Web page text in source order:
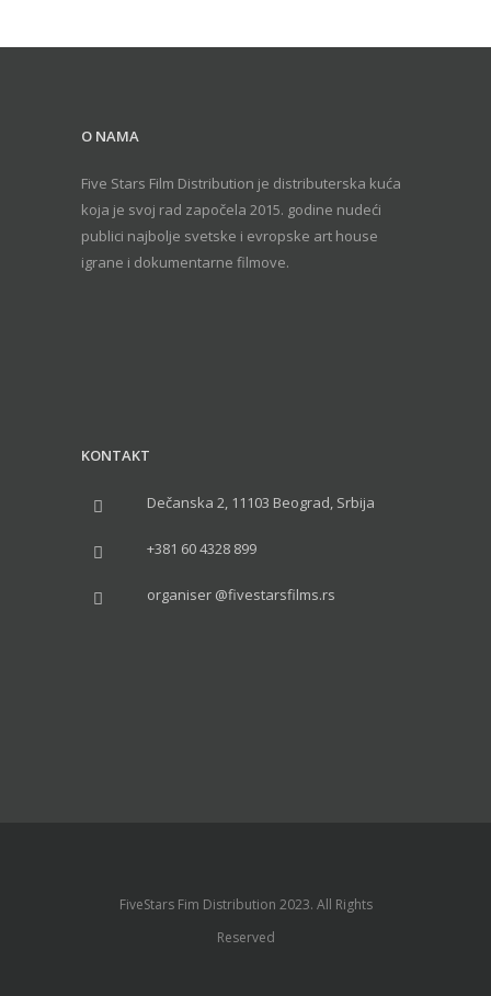
O NAMA
Five Stars Film Distribution je distributerska kuća
koja je svoj rad započela 2015. godine nudeći
publici najbolje svetske i evropske art house
igrane i dokumentarne filmove.
KONTAKT
Dečanska 2, 11103 Beograd, Srbija
+381 60 4328 899
organiser @fivestarsfilms.rs
FiveStars Fim Distribution 2023. All Rights
Reserved